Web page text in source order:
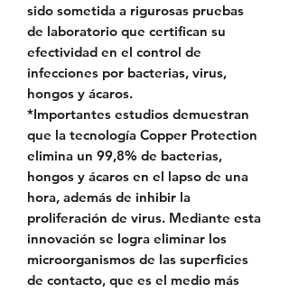
sido sometida a rigurosas pruebas
de laboratorio que certifican su
efectividad en el control de
infecciones por bacterias, virus,
hongos y ácaros.
*Importantes estudios demuestran
que la tecnología Copper Protection
elimina un 99,8% de bacterias,
hongos y ácaros en el lapso de una
hora, además de inhibir la
proliferación de virus. Mediante esta
innovación se logra eliminar los
microorganismos de las superficies
de contacto, que es el medio más